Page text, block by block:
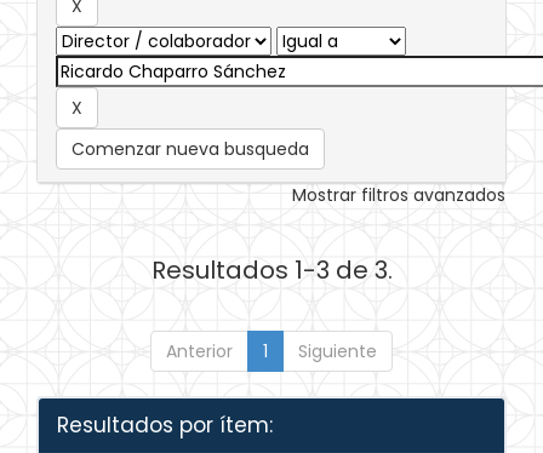
Comenzar nueva busqueda
Mostrar filtros avanzados
Resultados 1-3 de 3.
Anterior 1 Siguiente
Resultados por ítem: